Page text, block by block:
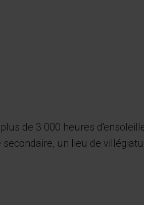
de 3 000 heures
un lieu de